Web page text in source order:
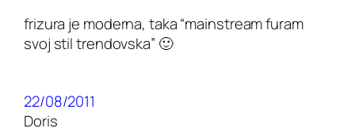
frizura je moderna, taka “mainstream furam
svoj stil trendovska” 🙂
22/08/2011
Doris